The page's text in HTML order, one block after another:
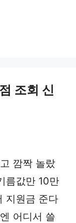
조회 신
깜짝 놀랐
름값만 10만
지원금 준다
어디서 쓸